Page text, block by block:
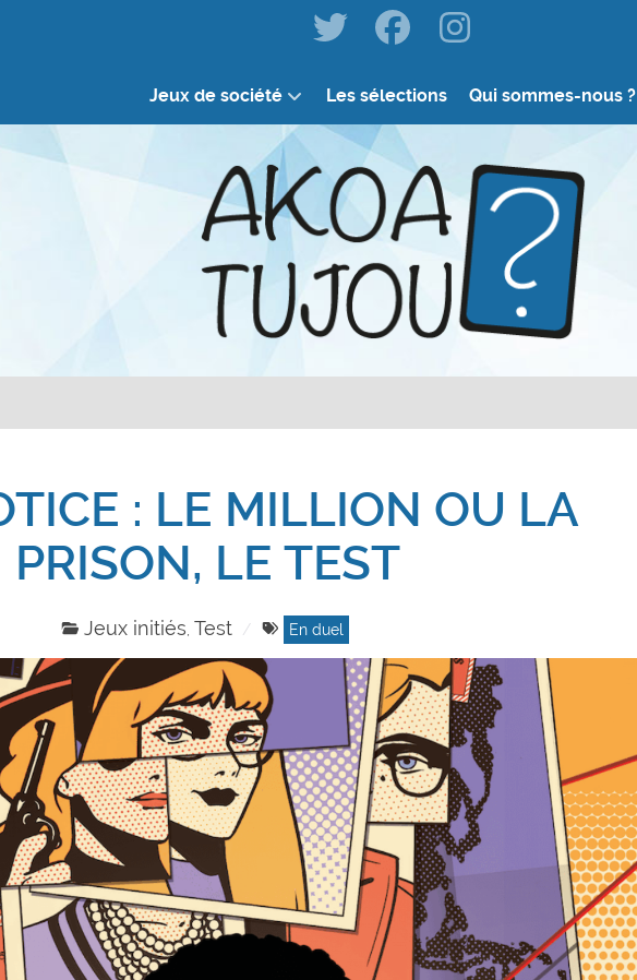
Jeux de société Les sélections Qui sommes-nous ?
: LE MILLION OU LA
PRISON, LE TEST
Jeux initiés Test En duel